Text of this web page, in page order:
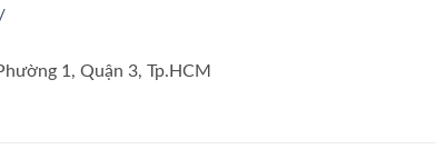
1, Quận 3, Tp.HCM